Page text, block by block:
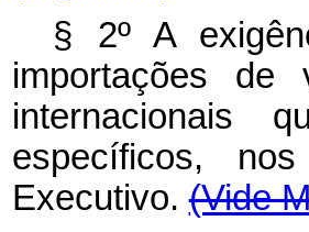
§ 2º A
importações de
internacionais
específicos,
Executivo.(Vide